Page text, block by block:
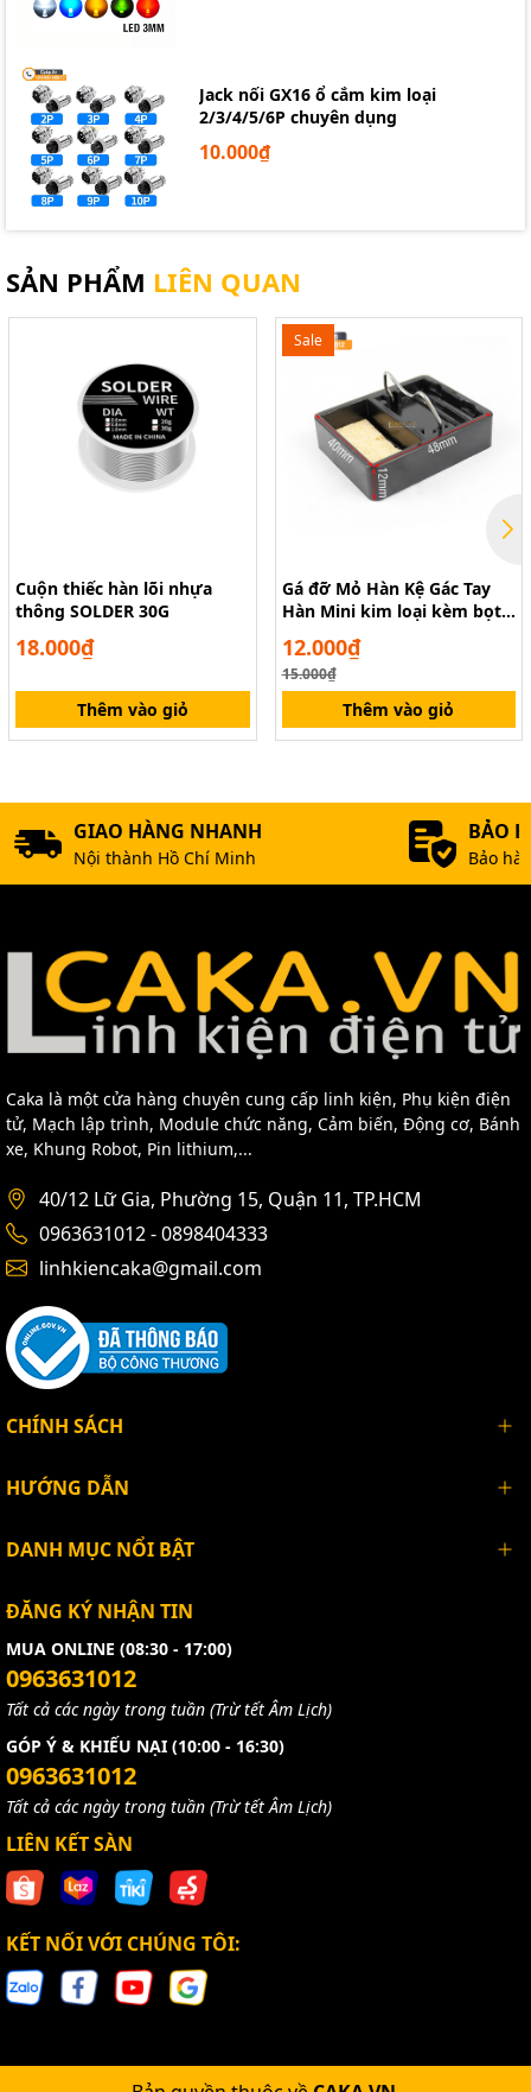
Jack nối GX16 ổ cắm kim loại
2/3/4/5/6P chuyên dụng
10.000₫
SẢN PHẨM LIÊN QUAN
Cuộn thiếc hàn lõi nhựa
thông SOLDER 30G
18.000₫
Thêm vào giỏ
Sale
Gá đỡ Mỏ Hàn Kệ Gác Tay
Hàn Mini kim loại kèm bọt
12.000₫
15.000₫
Thêm vào giỏ
GIAO HÀNG NHANH
Nội thành Hồ Chí Minh
BẢO
Bảo
Caka là một cửa hàng chuyên cung cấp linh kiện, Phụ kiện điện
tử, Mạch lập trình, Module chức năng, Cảm biến, Động cơ, Bánh
xe, Khung Robot, Pin lithium,...
40/12 Lữ Gia, Phường 15, Quận 11, TP.HCM
0963631012 - 0898404333
linhkiencaka@gmail.com
CHÍNH SÁCH
HƯỚNG DẪN
DANH MỤC NỔI BẬT
ĐĂNG KÝ NHẬN TIN
MUA ONLINE (08:30 - 17:00)
0963631012
Tất cả các ngày trong tuần (Trừ tết Âm Lịch)
GÓP Ý & KHIẾU NẠI (10:00 - 16:30)
0963631012
Tất cả các ngày trong tuần (Trừ tết Âm Lịch)
LIÊN KẾT SÀN
KẾT NỐI VỚI CHÚNG TÔI: